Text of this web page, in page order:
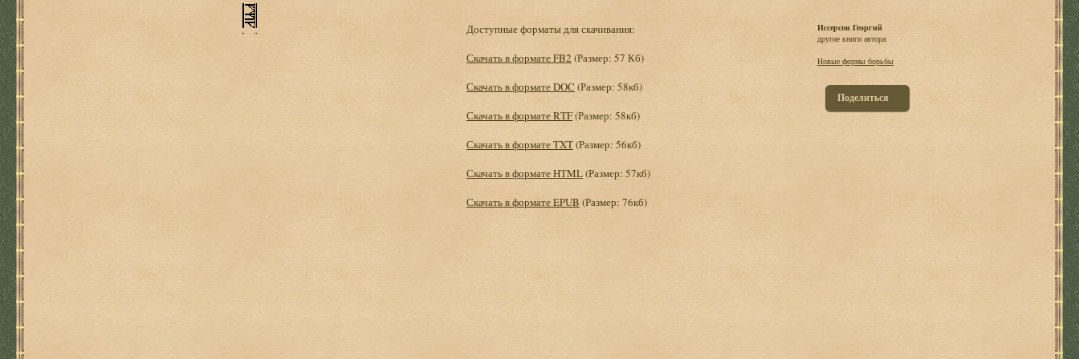
Доступные форматы для скачивания:
Скачать в формате FB2 (Размер: 57 Кб)
Скачать в формате DOC (Размер: 58кб)
Скачать в формате RTF(Размер: 58кб)
Скачать в формате TXT(Размер: 56кб)
Скачать в формате HTML(Размер: 57кб)
Скачать в формате EPUB (Размер: 76кб)
Иссерсон Георгий
другие книги автора:
Новые формы борьбы
Поделиться